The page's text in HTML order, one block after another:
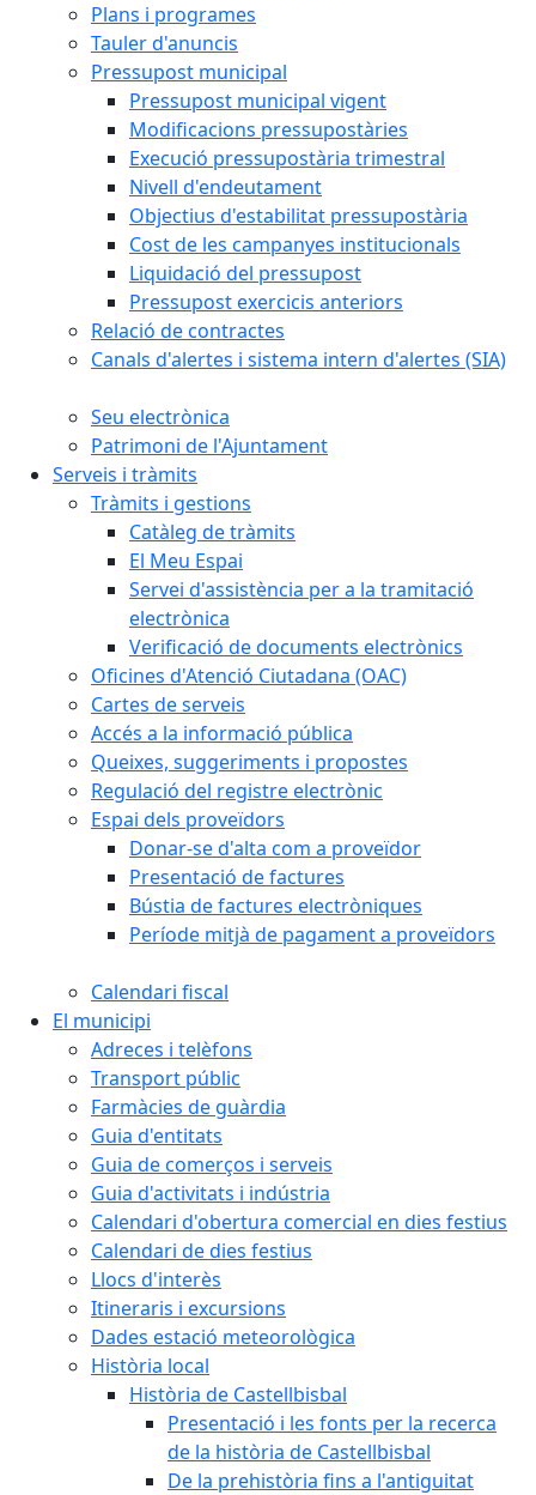
Plans i programes
Tauler d'anuncis
Pressupost municipal
Pressupost municipal vigent
Modificacions pressupostàries
Execució pressupostària trimestral
Nivell d'endeutament
Objectius d'estabilitat pressupostària
Cost de les campanyes institucionals
Liquidació del pressupost
Pressupost exercicis anteriors
Relació de contractes
Canals d'alertes i sistema intern d'alertes (SIA)
Seu electrònica
Patrimoni de l'Ajuntament
Serveis i tràmits
Tràmits i gestions
Catàleg de tràmits
El Meu Espai
Servei d'assistència per a la tramitació
electrònica
Verificació de documents electrònics
Oficines d'Atenció Ciutadana (OAC)
Cartes de serveis
Accés a la informació pública
Queixes, suggeriments i propostes
Regulació del registre electrònic
Espai dels proveïdors
Donar-se d'alta com a proveïdor
Presentació de factures
Bústia de factures electròniques
Període mitjà de pagament a proveïdors
Calendari fiscal
El municipi
Adreces i telèfons
Transport públic
Farmàcies de guàrdia
Guia d'entitats
Guia de comerços i serveis
Guia d'activitats i indústria
Calendari d'obertura comercial en dies festius
Calendari de dies festius
Llocs d'interès
Itineraris i excursions
Dades estació meteorològica
Història local
Història de Castellbisbal
Presentació i les fonts per la recerca
de la història de Castellbisbal
De la prehistòria fins a l'antiguitat